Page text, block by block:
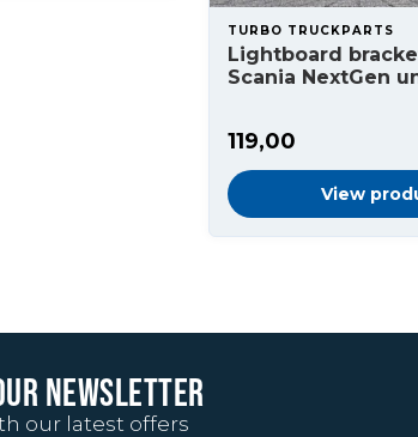
TURBO TRUCKPARTS
Lightboard
Scania NextGen
119,00
View
NEWSLETTER
our latest offers